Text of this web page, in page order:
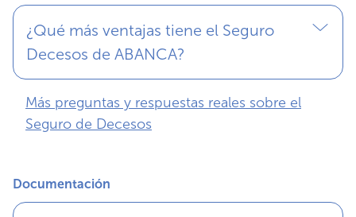
¿Qué más ventajas tiene el Seguro
Decesos de ABANCA?
Más preguntas y respuestas reales sobre el
Seguro de Decesos
Documentación